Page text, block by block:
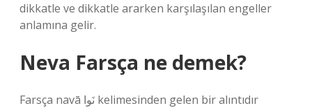
dikkatle ve dikkatle ararken karşılaşılan engeller
anlamına gelir.
Neva Farsça ne demek?
Farsça navā نَوا kelimesinden gelen bir alıntıdır